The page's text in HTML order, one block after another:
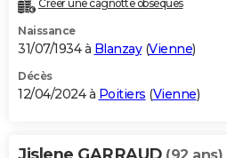
Créer une cagnotte obsèques
Naissance
31/07/1934 à Blanzay(Vienne)
Décès
12/04/2024 à Poitiers (Vienne)